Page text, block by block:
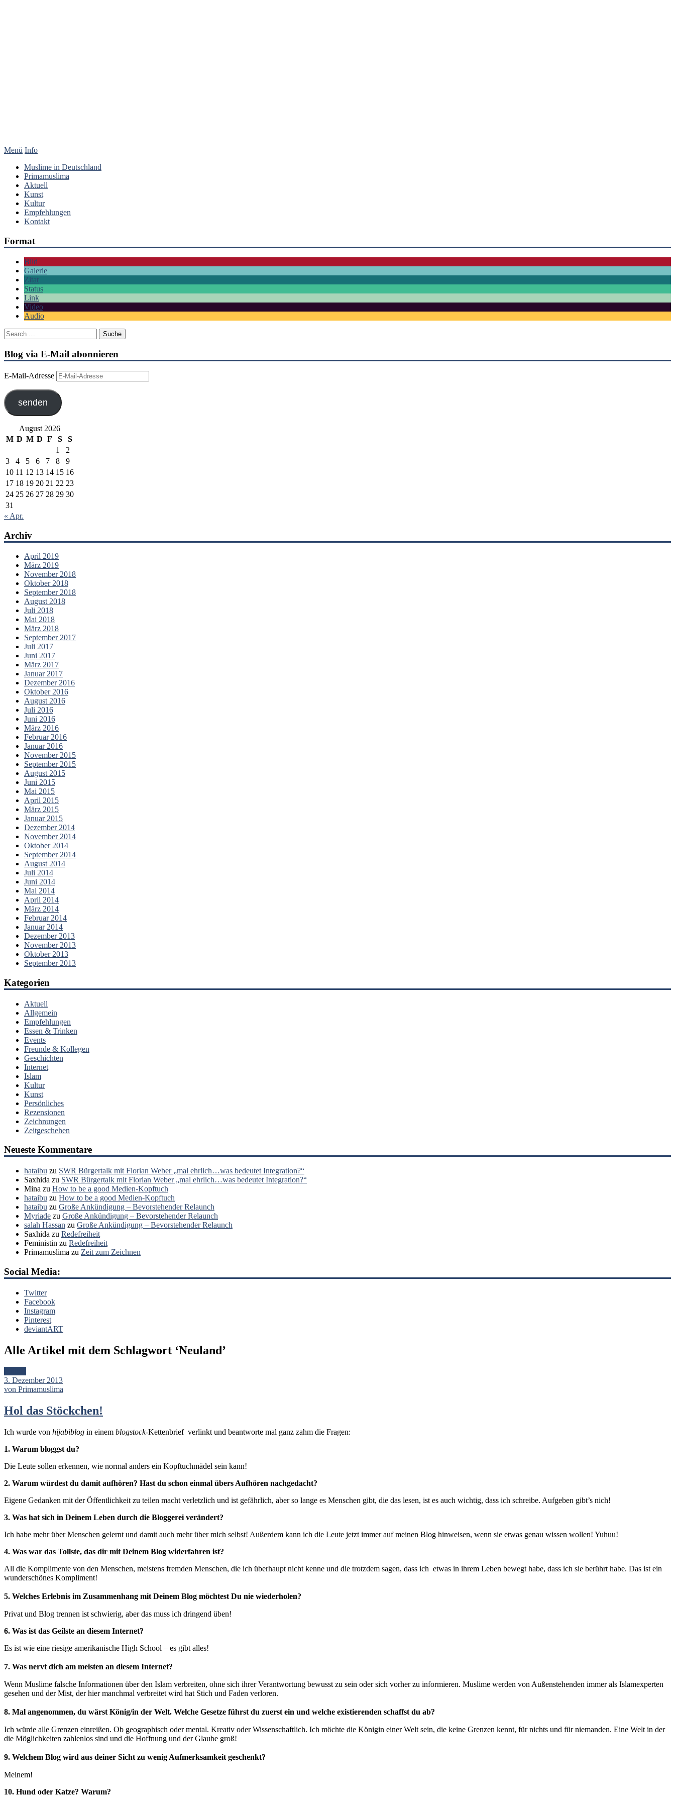
Menü Info
Muslime in Deutschland
Primamuslima
Aktuell
Kunst
Kultur
Empfehlungen
Kontakt
Format
Bild
Galerie
Zitat
Status
Link
Video
Audio
Blog via E-Mail abonnieren
E-Mail-Adresse
senden
August 2026
M D M D F S
S
1
2
3
4 5 6 7 8
9
10 11 12 13 14 15 16
17 18 19 20 21 22 23
24 25 26 27 28 29 30
31
« Apr.
Archiv
April 2019
März 2019
November 2018
Oktober 2018
September 2018
August 2018
Juli 2018
Mai 2018
März 2018
September 2017
Juli 2017
Juni 2017
März 2017
Januar 2017
Dezember 2016
Oktober 2016
August 2016
Juli 2016
Juni 2016
März 2016
Februar 2016
Januar 2016
November 2015
September 2015
August 2015
Juni 2015
Mai 2015
April 2015
März 2015
Januar 2015
Dezember 2014
November 2014
Oktober 2014
September 2014
August 2014
Juli 2014
Juni 2014
Mai 2014
April 2014
März 2014
Februar 2014
Januar 2014
Dezember 2013
November 2013
Oktober 2013
September 2013
Kategorien
Aktuell
Allgemein
Empfehlungen
Essen & Trinken
Events
Freunde & Kollegen
Geschichten
Internet
Islam
Kultur
Kunst
Persönliches
Rezensionen
Zeichnungen
Zeitgeschehen
Neueste Kommentare
hataibu zu SWR Bürgertalk mit Florian Weber „mal ehrlich…was bedeutet Integration?“
Saxhida zu SWR Bürgertalk mit Florian Weber „mal ehrlich…was bedeutet Integration?“
Mina zu How to be a good Medien-Kopftuch
hataibu zu How to be a good Medien-Kopftuch
hataibu zu Große Ankündigung – Bevorstehender Relaunch
Myriade zu Große Ankündigung – Bevorstehender Relaunch
salah Hassan zu Große Ankündigung – Bevorstehender Relaunch
Saxhida zu Redefreiheit
Feministin zu Redefreiheit
Primamuslima zu Zeit zum Zeichnen
Social Media:
Twitter
Facebook
Instagram
Pinterest
deviantART
Alle Artikel mit dem Schlagwort ‘Neuland’
3. Dezember 2013
von Primamuslima
Hol das Stöckchen!
Ich wurde von hijabiblog in einem blogstock-Kettenbrief verlinkt und beantworte mal ganz zahm die Fragen:
1. Warum bloggst du?
Die Leute sollen erkennen, wie normal anders ein Kopftuchmädel sein kann!
2. Warum würdest du damit aufhören? Hast du schon einmal übers Aufhören nachgedacht?
Eigene Gedanken mit der Öffentlichkeit zu teilen macht verletzlich und ist gefährlich, aber so lange es Menschen gibt, die das lesen, ist es auch wichtig, dass ich schreibe. Aufgeben gibt’s nich!
3. Was hat sich in Deinem Leben durch die Bloggerei verändert?
Ich habe mehr über Menschen gelernt und damit auch mehr über mich selbst! Außerdem kann ich die Leute jetzt immer auf meinen Blog hinweisen, wenn sie etwas genau wissen wollen! Yuhuu!
4. Was war das Tollste, das dir mit Deinem Blog widerfahren ist?
All die Komplimente von den Menschen, meistens fremden Menschen, die ich überhaupt nicht kenne und die trotzdem sagen, dass ich etwas in ihrem Leben bewegt habe, dass ich sie berührt habe. Das ist ein
wunderschönes Kompliment!
5. Welches Erlebnis im Zusammenhang mit Deinem Blog möchtest Du nie wiederholen?
Privat und Blog trennen ist schwierig, aber das muss ich dringend üben!
6. Was ist das Geilste an diesem Internet?
Es ist wie eine riesige amerikanische High School – es gibt alles!
7. Was nervt dich am meisten an diesem Internet?
Wenn Muslime falsche Informationen über den Islam verbreiten, ohne sich ihrer Verantwortung bewusst zu sein oder sich vorher zu informieren. Muslime werden von Außenstehenden immer als Islamexperten
gesehen und der Mist, der hier manchmal verbreitet wird hat Stich und Faden verloren.
8. Mal angenommen, du wärst König/in der Welt. Welche Gesetze führst du zuerst ein und welche existierenden schaffst du ab?
Ich würde alle Grenzen einreißen. Ob geographisch oder mental. Kreativ oder Wissenschaftlich. Ich möchte die Königin einer Welt sein, die keine Grenzen kennt, für nichts und für niemanden. Eine Welt in der
die Möglichkeiten zahlenlos sind und die Hoffnung und der Glaube groß!
9. Welchem Blog wird aus deiner Sicht zu wenig Aufmerksamkeit geschenkt?
Meinem!
10. Hund oder Katze? Warum?